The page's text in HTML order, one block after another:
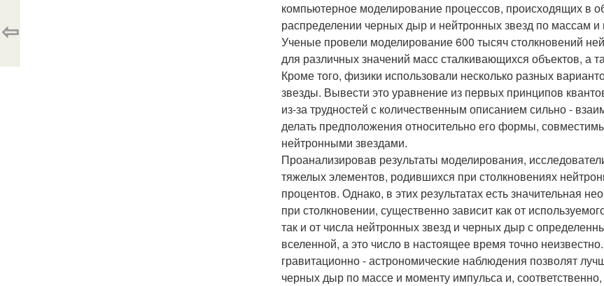
компьютерное моделирование процессов, происходящих в
распределении черных дыр и нейтронных звезд по массам
Ученые провели моделирование 600 тысяч столкновений
для различных значений масс сталкивающихся объектов, а
Кроме того, физики использовали несколько разных
звезды. Вывести это уравнение из первых принципов
из-за трудностей с количественным описанием сильно -
делать предположения относительно его формы,
нейтронными звездами.
Проанализировав результаты моделирования,
тяжелых элементов, родившихся при столкновениях
процентов. Однако, в этих результатах есть значительная
при столкновении, существенно зависит как от
так и от числа нейтронных звезд и черных дыр с
вселенной, а это число в настоящее время точно
гравитационно - астрономические наблюдения позволят
черных дыр по массе и моменту импульса и,
⇦